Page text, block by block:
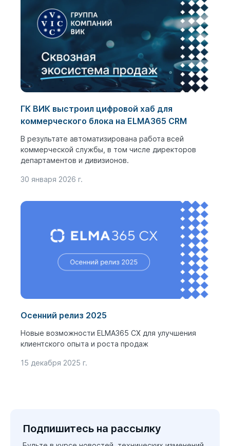
ГК ВИК выстроил цифровой хаб для
коммерческого блока на ELMA365 CRM
В результате автоматизирована работа всей
коммерческой службы, в том числе директоров
департаментов и дивизионов.
30 января 2026 г.
Осенний релиз 2025
Новые возможности ELMA365 CX для улучшения
клиентского опыта и роста продаж
15 декабря 2025 г.
Подпишитесь на рассылку